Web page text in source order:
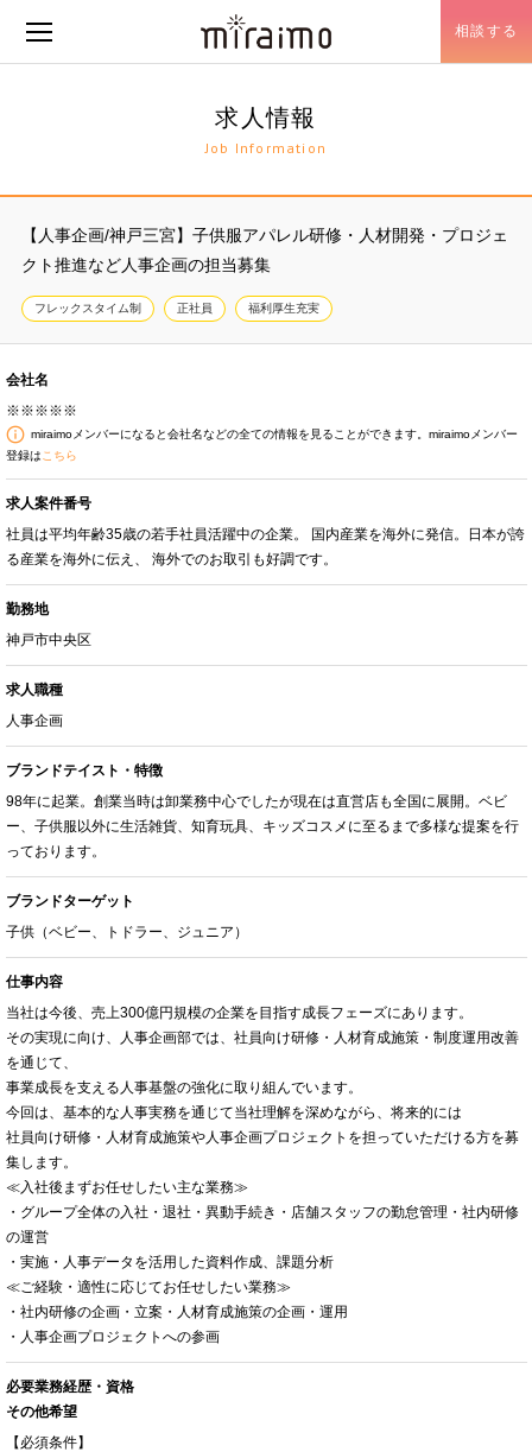
相談する
求人情報
Job Information
【人事企画/神戸三宮】子供服アパレル研修・人材開発・プロジェ
クト推進など人事企画の担当募集
フレックスタイム制 正社員 福利厚生充実
会社名
※※※※※
miraimoメンバーになると会社名などの全ての情報を見ることができます。miraimoメンバー
登録は こちら
求人案件番号
社員は平均年齢35歳の若手社員活躍中の企業。 国内産業を海外に発信。日本が誇
る産業を海外に伝え、 海外でのお取引も好調です。
勤務地
神戸市中央区
求人職種
人事企画
ブランドテイスト・特徴
98年に起業。創業当時は卸業務中心でしたが現在は直営店も全国に展開。ベビ
ー、子供服以外に生活雑貨、知育玩具、キッズコスメに至るまで多様な提案を行
っております。
ブランドターゲット
子供（ベビー、トドラー、ジュニア）
仕事内容
当社は今後、売上300億円規模の企業を目指す成長フェーズにあります。
その実現に向け、人事企画部では、社員向け研修・人材育成施策・制度運用改善
を通じて、
事業成長を支える人事基盤の強化に取り組んでいます。
今回は、基本的な人事実務を通じて当社理解を深めながら、将来的には
社員向け研修・人材育成施策や人事企画プロジェクトを担っていただける方を募
集します。
≪入社後まずお任せしたい主な業務≫
・グループ全体の入社・退社・異動手続き・店舗スタッフの勤怠管理・社内研修
の運営
・実施・人事データを活用した資料作成、課題分析
≪ご経験・適性に応じてお任せしたい業務≫
・社内研修の企画・立案・人材育成施策の企画・運用
・人事企画プロジェクトへの参画
必要業務経歴・資格
その他希望
【必須条件】